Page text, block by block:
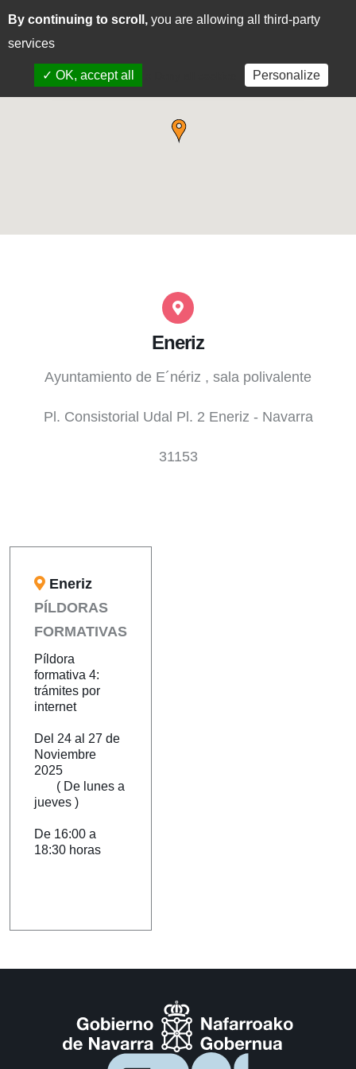
CASEUS
Eneriz
Ayuntamiento de E´nériz , sala polivalente
Pl. Consistorial Udal Pl. 2 Eneriz - Navarra
31153
Eneriz
PÍLDORAS
FORMATIVAS
Píldora
formativa 4:
trámites por
internet
Del 24 al 27 de
Noviembre
2025
( De lunes a
jueves )
De 16:00 a
18:30 horas
By continuing to scroll, you are allowing all third-party
services
✓ OK, accept all Personalize